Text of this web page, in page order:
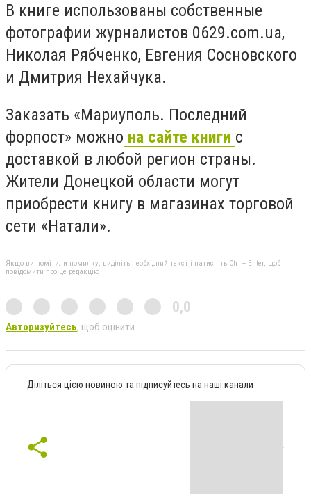
В книге использованы собственные
фотографии журналистов 0629.com.ua,
Николая Рябченко, Евгения Сосновского
и Дмитрия Нехайчука.
Заказать «Мариуполь. Последний
форпост» можно на сайте книги с
доставкой в любой регион страны.
Жители Донецкой области могут
приобрести книгу в магазинах торговой
сети «Натали».
Якщо ви помітили помилку, виділіть необхідний текст і натисніть Ctrl + Enter, щоб
повідомити про це редакцію
0,0
Авторизуйтесь, щоб оцінити
Діліться цією новиною та підписуйтесь на наші канали